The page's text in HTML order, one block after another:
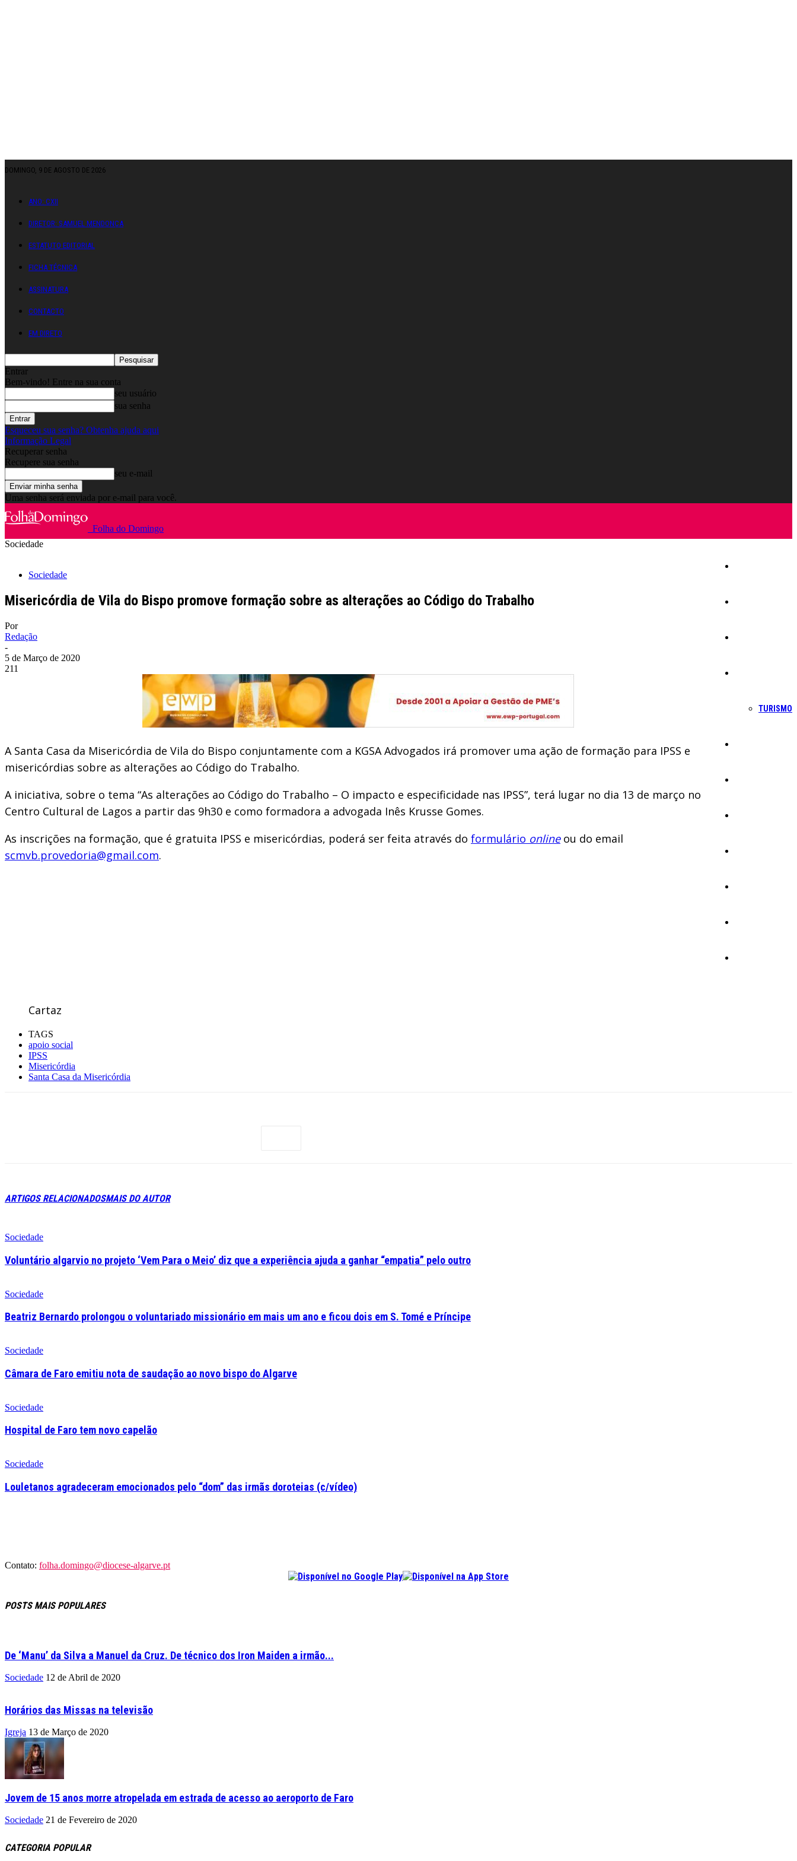
DOMINGO, 9 DE AGOSTO DE 2026
ANO: CXII
DIRETOR: SAMUEL MENDONÇA
ESTATUTO EDITORIAL
FICHA TÉCNICA
ASSINATURA
CONTACTO
EM DIRETO
Entrar
Bem-vindo! Entre na sua conta
seu usuário
sua senha
Esqueceu sua senha? Obtenha ajuda aqui
Informação Legal
Recuperar senha
Recupere sua senha
seu e-mail
Uma senha será enviada por e-mail para você.
Folha do Domingo
TURISMO
Sociedade
Sociedade
Misericórdia de Vila do Bispo promove formação sobre as alterações ao Código do Trabalho
Por
Redação
-
5 de Março de 2020
211
A Santa Casa da Misericórdia de Vila do Bispo conjuntamente com a KGSA Advogados irá promover uma ação de formação para IPSS e
misericórdias sobre as alterações ao Código do Trabalho.
A iniciativa, sobre o tema “As alterações ao Código do Trabalho – O impacto e especificidade nas IPSS”, terá lugar no dia 13 de março no
Centro Cultural de Lagos a partir das 9h30 e como formadora a advogada Inês Krusse Gomes.
As inscrições na formação, que é gratuita IPSS e misericórdias, poderá ser feita através do formulário onlineou do email
scmvb.provedoria@gmail.com.
Cartaz
TAGS
apoio social
IPSS
Misericórdia
Santa Casa da Misericórdia
ARTIGOS RELACIONADOSMAIS DO AUTOR
Sociedade
Voluntário algarvio no projeto ‘Vem Para o Meio’ diz que a experiência ajuda a ganhar “empatia” pelo outro
Sociedade
Beatriz Bernardo prolongou o voluntariado missionário em mais um ano e ficou dois em S. Tomé e Príncipe
Sociedade
Câmara de Faro emitiu nota de saudação ao novo bispo do Algarve
Sociedade
Hospital de Faro tem novo capelão
Sociedade
Louletanos agradeceram emocionados pelo “dom” das irmãs doroteias (c/vídeo)
Contato: folha.domingo@diocese-algarve.pt
POSTS MAIS POPULARES
De ‘Manu’ da Silva a Manuel da Cruz. De técnico dos Iron Maiden a irmão...
Sociedade 12 de Abril de 2020
Horários das Missas na televisão
Igreja 13 de Março de 2020
Jovem de 15 anos morre atropelada em estrada de acesso ao aeroporto de Faro
Sociedade 21 de Fevereiro de 2020
CATEGORIA POPULAR